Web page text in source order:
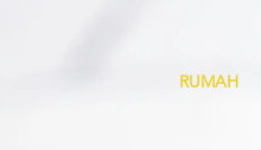
RUMAH